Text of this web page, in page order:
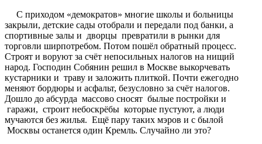
С приходом «демократов» многие школы и больницы
закрыли, детские сады отобрали и передали под банки, а
спортивные залы и дворцы превратили в рынки для
торговли ширпотребом. Потом пошёл обратный процесс.
Строят и воруют за счёт непосильных налогов на нищий
народ. Господин Собянин решил в Москве выкорчевать
кустарники и траву и заложить плиткой. Почти ежегодно
меняют бордюры и асфальт, безусловно за счёт налогов.
Дошло до абсурда массово сносят былые постройки и
гаражи, строит небоскрёбы которые пустуют, а люди
мучаются без жилья. Ещё пару таких мэров и с былой
Москвы останется один Кремль. Случайно ли это?